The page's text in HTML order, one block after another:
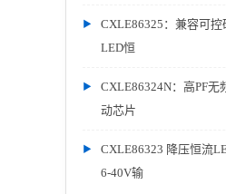
CXLE86325：兼容可控
LED恒
CXLE86324N：高PF无
动芯片
CXLE86323 降压恒流
6-40V输